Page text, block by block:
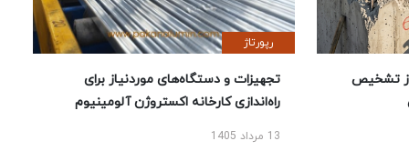
تشخیص
رپورتاژ
تجهیزات و دستگاه‌های موردنیاز برای
راه‌اندازی کارخانه اکستروژن آلومینیوم
13 مرداد 1405